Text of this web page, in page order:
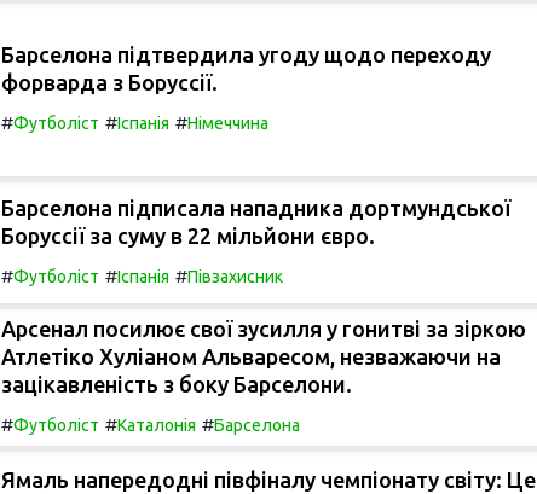
Барселона підтвердила угоду щодо переходу
форварда з Боруссії.
#Футболіст #Іспанія #Німеччина
Барселона підписала нападника дортмундської
Боруссії за суму в 22 мільйони євро.
#Футболіст #Іспанія #Півзахисник
Арсенал посилює свої зусилля у гонитві за зіркою
Атлетіко Хуліаном Альваресом, незважаючи на
зацікавленість з боку Барселони.
#Футболіст #Каталонія #Барселона
Ямаль напередодні півфіналу чемпіонату світу: Це